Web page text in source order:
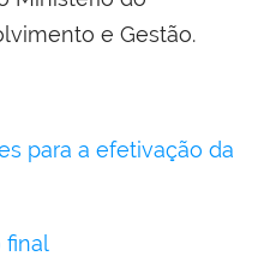
e Gestão.
para a efetivação da
final